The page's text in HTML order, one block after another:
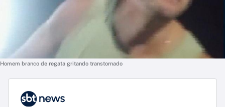
Homem branco de regata gritando transtornado